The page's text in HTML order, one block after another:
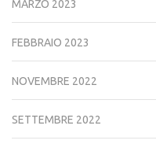
MARZO 2023
FEBBRAIO 2023
NOVEMBRE 2022
SETTEMBRE 2022